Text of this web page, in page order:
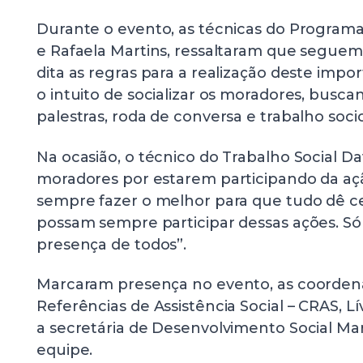
Durante o evento, as técnicas do
e Rafaela Martins, ressaltaram que
dita as regras para a realização deste
o intuito de socializar os moradores,
palestras, roda de conversa e trabalho
Na ocasião, o técnico do Trabalho Social
moradores por estarem participando da
sempre fazer o melhor para que tudo dê
possam sempre participar dessas ações.
presença de todos”.
Marcaram presença no evento, as
Referências de Assistência Social – CRAS,
a secretária de Desenvolvimento Social
equipe.